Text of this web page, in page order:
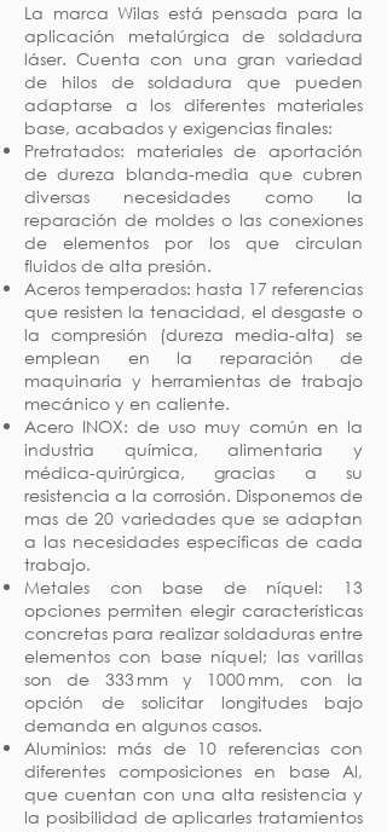
La marca Wilas está pensada para la
aplicación metalúrgica de soldadura
láser. Cuenta con una gran variedad
de hilos de soldadura que pueden
adaptarse a los diferentes materiales
base, acabados y exigencias finales:
Pretratados: materiales de aportación
de dureza blanda-media que cubren
diversas necesidades como la
reparación de moldes o las conexiones
de elementos por los que circulan
fluidos de alta presión.
Aceros temperados: hasta 17 referencias
que resisten la tenacidad, el desgaste o
la compresión (dureza media-alta) se
emplean en la reparación de
maquinaria y herramientas de trabajo
mecánico y en caliente.
Acero INOX: de uso muy común en la
industria química, alimentaria y
médica-quirúrgica, gracias a su
resistencia a la corrosión. Disponemos de
mas de 20 variedades que se adaptan
a las necesidades específicas de cada
trabajo.
Metales con base de níquel: 13
opciones permiten elegir características
concretas para realizar soldaduras entre
elementos con base níquel; las varillas
son de 333 mm y 1000 mm, con la
opción de solicitar longitudes bajo
demanda en algunos casos.
Aluminios: más de 10 referencias con
diferentes composiciones en base Al,
que cuentan con una alta resistencia y
la posibilidad de aplicarles tratamientos